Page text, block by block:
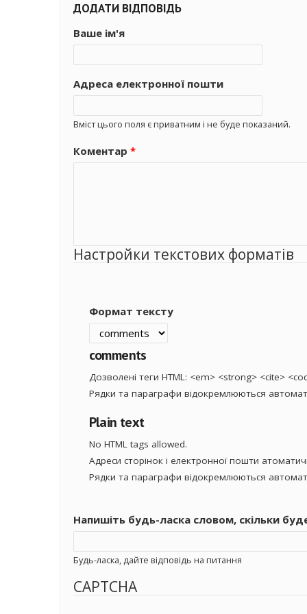
ДОДАТИ ВІДПОВІДЬ
Ваше ім'я
Адреса електронної пошти
Вміст цього поля є приватним і не буде показаний.
Коментар *
Настройки текстових форматів
Формат тексту
comments
Дозволені теги HTML: <em> <strong> <cite>
Рядки та параграфи відокремлюються
Plain text
No HTML tags allowed.
Адреси сторінок і електронної пошти
Рядки та параграфи відокремлюються
Напишіть будь-ласка словом, скільки
Будь-ласка, дайте відповідь на питання
CAPTCHA